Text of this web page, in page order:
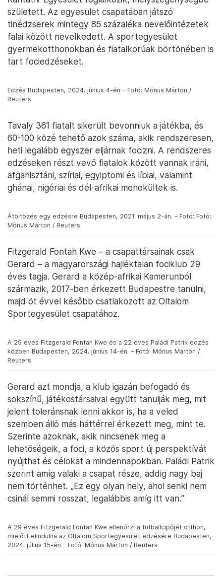
Egy fiatal csapattag megöleli a nagyapját az Oltalom
Sportegyesület labdarúgó-edzésén Budapesten, 2021. május 22-én
– Fotó: Mónus Márton / Reuters
A legtöbb gyermek és fiatal, akikkel az Oltalom
Karitatív Egyesület foglalkozik, mélyszegénységbe
született. Az egyesület csapatában játszó
tinédzserek mintegy 85 százaléka nevelőintézetek
falai között nevelkedett. A sportegyesület
tart fociedzéseket.
Reuters
Tavaly 361 fiatalt sikerült bevonniuk a játékba, és
60-100 közé tehető azok száma, akik rendszeresen,
heti legalább egyszer eljárnak focizni. A rendszeres
edzéseken részt vevő fiatalok között vannak iráni,
afganisztáni, szíriai, egyiptomi és líbiai, valamint
ghánai, nigériai és dél-afrikai menekültek is.